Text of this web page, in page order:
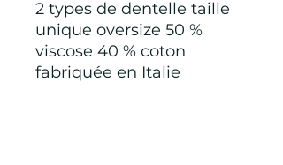
2 types de dentelle taille
unique oversize 50 %
viscose 40 % coton
fabriquée en Italie